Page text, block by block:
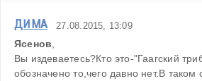
ДИМА 27.08.2015, 13:09
Ясенов
Вы издеваетесь?Кто это-"Гаагский
обозначено то,чего давно нет.В таком